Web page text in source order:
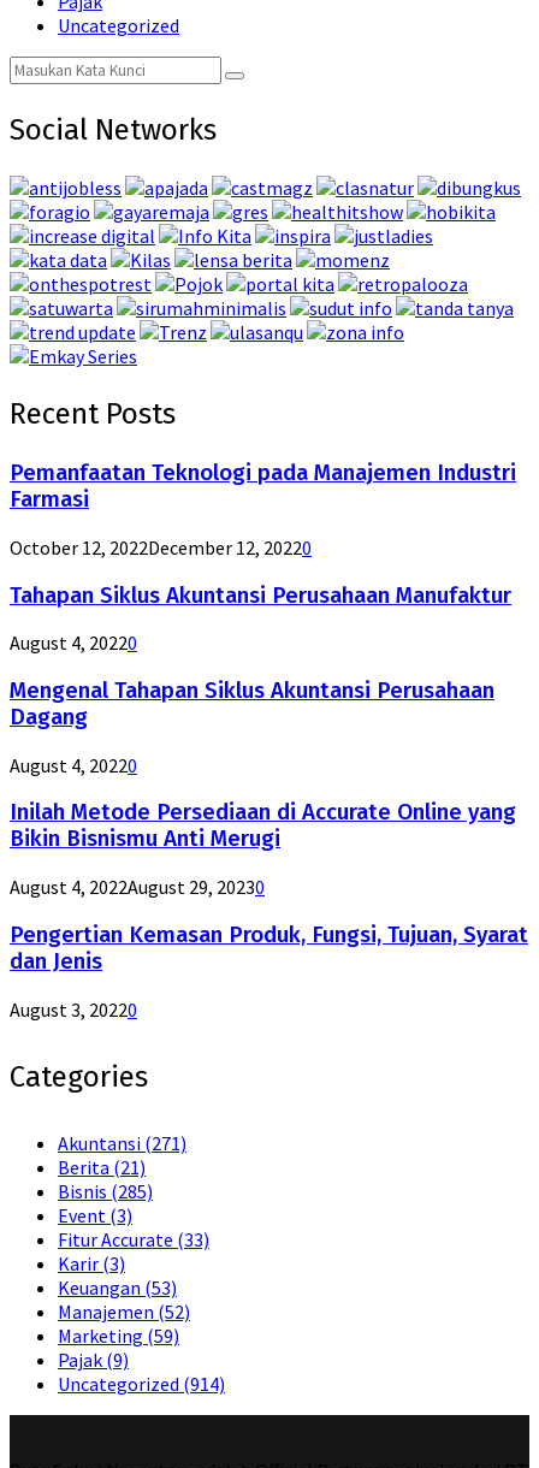
Uncategorized
Search
for:
Search
Social Networks
Recent Posts
Pemanfaatan Teknologi pada Manajemen Industri
Farmasi
October 12, 2022December 12, 20220
Tahapan Siklus Akuntansi Perusahaan Manufaktur
August 4, 20220
Mengenal Tahapan Siklus Akuntansi Perusahaan
Dagang
August 4, 20220
Inilah Metode Persediaan di Accurate Online yang
Bikin Bisnismu Anti Merugi
August 4, 2022August 29, 20230
Pengertian Kemasan Produk, Fungsi, Tujuan, Syarat
dan Jenis
August 3, 20220
Categories
Akuntansi (271)
Berita (21)
Bisnis (285)
Event (3)
Fitur Accurate (33)
Karir (3)
Keuangan (53)
Manajemen (52)
Marketing (59)
Pajak (9)
Uncategorized (914)